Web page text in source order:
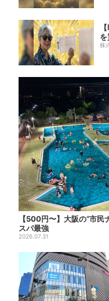
株
【500円〜】大阪の“市
スパ最強
2026.07.31